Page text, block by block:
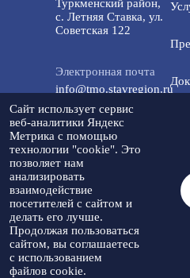
Туркменский район,
с. Летняя Ставка, ул.
Советская 122
Электронная почта
info@tmo.stavregion.ru
Телефон доверия:
8(86565)2-05-01
Мы в социальных
сетях:
© 2026 Администрация Туркменского
муниципального округа
Ставропольского края
При использовании материалов
необходимо указывать источник
публикации
Сайт использует сервис
веб-аналитики Яндекс
Метрика с помощью
технологии "cookie". Это
позволяет нам
анализировать
взаимодействие
посетителей с сайтом и
делать его лучше.
Продолжая пользоваться
сайтом, вы соглашаетесь
с использованием
файлов cookie.